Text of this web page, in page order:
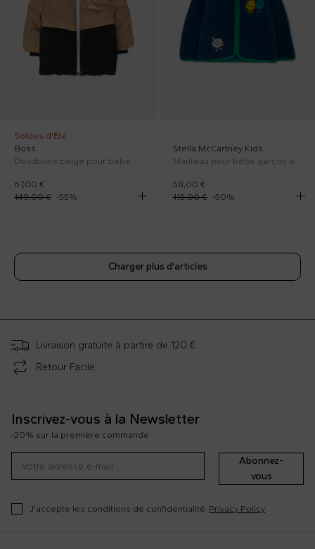
Soldes d'Été
Boss
67,00 €
149,00 € -55%
Stella McCartney Kids
Manteau pour bébé garçon avec broderie
58,00 €
115,00 €
-50%
Charger plus d'articles
Livraison gratuite à partire de 120 €
Retour Facile
Inscrivez-vous à la Newsletter
-20% sur la première commande
Abonnez-
vous
J'accepte les conditions de confidentialité Privacy Policy